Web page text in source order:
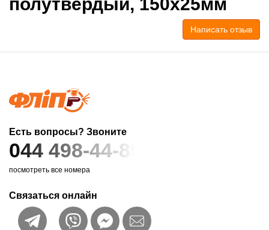
Написать отзыв
Есть вопросы? Звоните
044 498-44-89
посмотреть все номера
Связаться онлайн